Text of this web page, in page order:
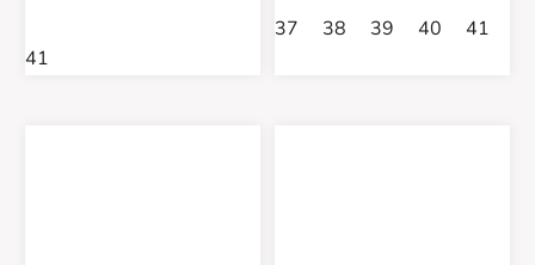
41
37 38 39 40 41